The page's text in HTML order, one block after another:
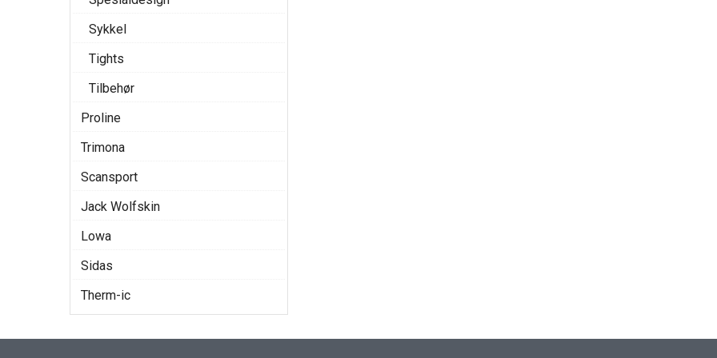
Sykkel
Tights
Tilbehør
Proline
Trimona
Scansport
Jack Wolfskin
Lowa
Sidas
Therm-ic